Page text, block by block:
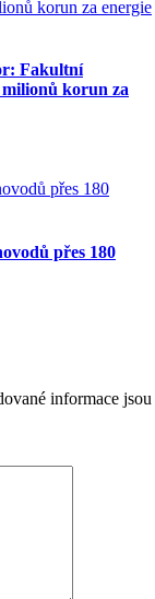
Fakultní
milionů korun za
přes 180
informace jsou